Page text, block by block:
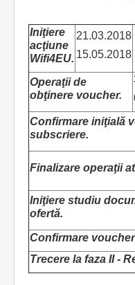
Iniţiere
acţiune
Wifi4EU.
21.03.2018
15.05.2018
Operaţii de
obţinere voucher.
Confirmare iniţială
subscriere.
Finalizare operaţii
Iniţiere studiu
ofertă.
Confirmare
Trecere la faza II -